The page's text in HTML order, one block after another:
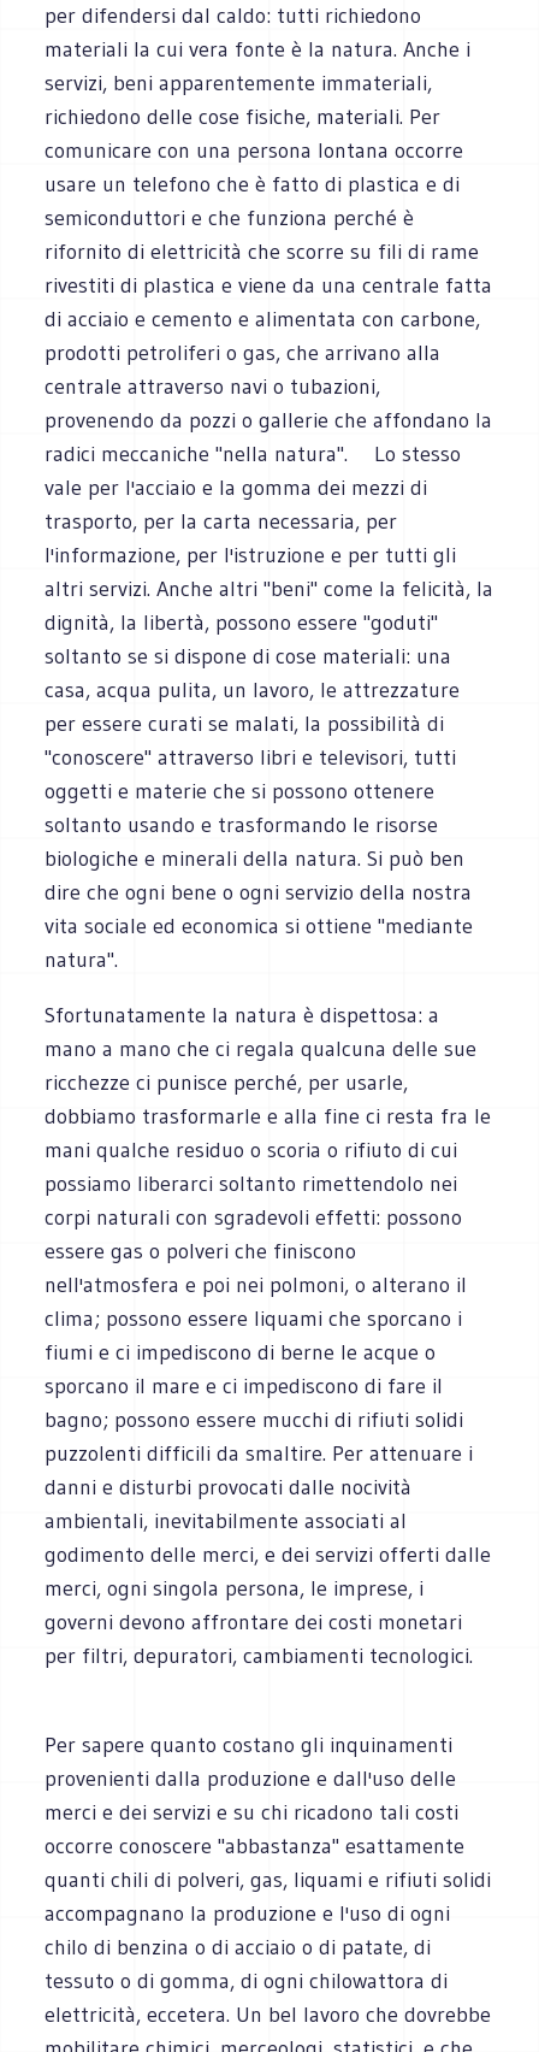
per difendersi dal caldo: tutti richiedono
materiali la cui vera fonte è la natura. Anche i
servizi, beni apparentemente immateriali,
richiedono delle cose fisiche, materiali. Per
comunicare con una persona lontana occorre
usare un telefono che è fatto di plastica e di
semiconduttori e che funziona perché è
rifornito di elettricità che scorre su fili di rame
rivestiti di plastica e viene da una centrale fatta
di acciaio e cemento e alimentata con carbone,
prodotti petroliferi o gas, che arrivano alla
centrale attraverso navi o tubazioni,
provenendo da pozzi o gallerie che affondano la
radici meccaniche "nella natura". Lo stesso
vale per l'acciaio e la gomma dei mezzi di
trasporto, per la carta necessaria, per
l'informazione, per l'istruzione e per tutti gli
altri servizi. Anche altri "beni" come la felicità, la
dignità, la libertà, possono essere "goduti"
soltanto se si dispone di cose materiali: una
casa, acqua pulita, un lavoro, le attrezzature
per essere curati se malati, la possibilità di
"conoscere" attraverso libri e televisori, tutti
oggetti e materie che si possono ottenere
soltanto usando e trasformando le risorse
biologiche e minerali della natura. Si può ben
dire che ogni bene o ogni servizio della nostra
vita sociale ed economica si ottiene "mediante
natura".
Sfortunatamente la natura è dispettosa: a
mano a mano che ci regala qualcuna delle sue
ricchezze ci punisce perché, per usarle,
dobbiamo trasformarle e alla fine ci resta fra le
mani qualche residuo o scoria o rifiuto di cui
possiamo liberarci soltanto rimettendolo nei
corpi naturali con sgradevoli effetti: possono
essere gas o polveri che finiscono
nell'atmosfera e poi nei polmoni, o alterano il
clima; possono essere liquami che sporcano i
fiumi e ci impediscono di berne le acque o
sporcano il mare e ci impediscono di fare il
bagno; possono essere mucchi di rifiuti solidi
puzzolenti difficili da smaltire. Per attenuare i
danni e disturbi provocati dalle nocività
ambientali, inevitabilmente associati al
godimento delle merci, e dei servizi offerti dalle
merci, ogni singola persona, le imprese, i
governi devono affrontare dei costi monetari
per filtri, depuratori, cambiamenti tecnologici.
Per sapere quanto costano gli inquinamenti
provenienti dalla produzione e dall'uso delle
merci e dei servizi e su chi ricadono tali costi
occorre conoscere "abbastanza" esattamente
quanti chili di polveri, gas, liquami e rifiuti solidi
accompagnano la produzione e l'uso di ogni
chilo di benzina o di acciaio o di patate, di
tessuto o di gomma, di ogni chilowattora di
elettricità, eccetera. Un bel lavoro che dovrebbe